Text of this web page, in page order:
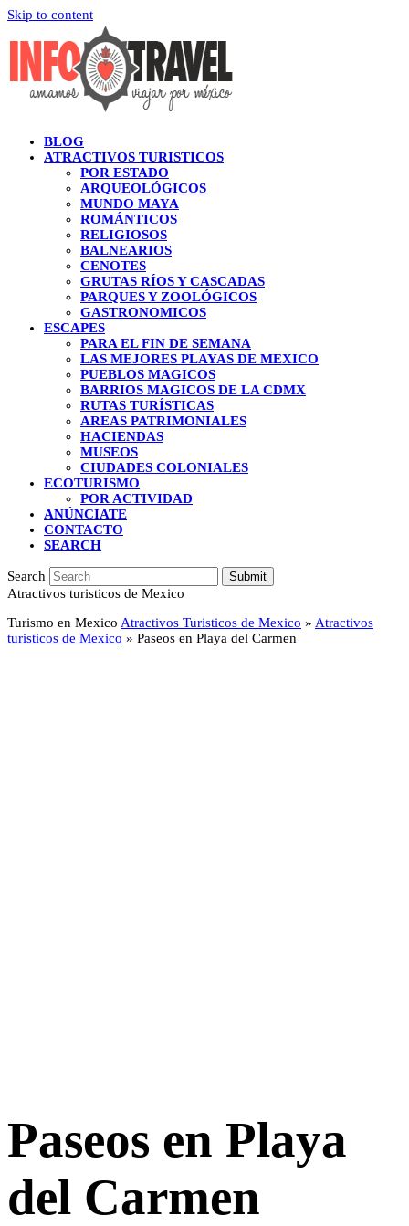
Skip to content
BLOG
ATRACTIVOS TURISTICOS
POR ESTADO
ARQUEOLÓGICOS
MUNDO MAYA
ROMÁNTICOS
RELIGIOSOS
BALNEARIOS
CENOTES
GRUTAS RÍOS Y CASCADAS
PARQUES Y ZOOLÓGICOS
GASTRONOMICOS
ESCAPES
PARA EL FIN DE SEMANA
LAS MEJORES PLAYAS DE MEXICO
PUEBLOS MAGICOS
BARRIOS MAGICOS DE LA CDMX
RUTAS TURÍSTICAS
AREAS PATRIMONIALES
HACIENDAS
MUSEOS
CIUDADES COLONIALES
ECOTURISMO
POR ACTIVIDAD
ANÚNCIATE
CONTACTO
SEARCH
Search Submit
Atractivos turisticos de Mexico
Turismo en Mexico Atractivos Turisticos de Mexico » Atractivos
turisticos de Mexico » Paseos en Playa del Carmen
Paseos en Playa
del Carmen